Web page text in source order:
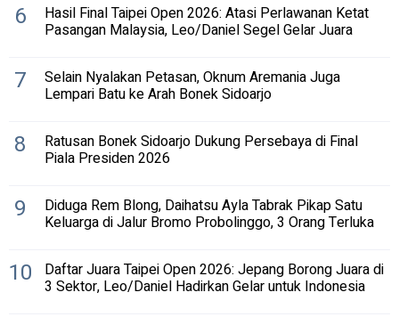
6 Hasil Final Taipei Open 2026: Atasi Perlawanan Ketat
Pasangan Malaysia, Leo/Daniel Segel Gelar Juara
7 Selain Nyalakan Petasan, Oknum Aremania Juga
Lempari Batu ke Arah Bonek Sidoarjo
8 Ratusan Bonek Sidoarjo Dukung Persebaya di Final
Piala Presiden 2026
9 Diduga Rem Blong, Daihatsu Ayla Tabrak Pikap Satu
Keluarga di Jalur Bromo Probolinggo, 3 Orang Terluka
10 Daftar Juara Taipei Open 2026: Jepang Borong Juara di
3 Sektor, Leo/Daniel Hadirkan Gelar untuk Indonesia